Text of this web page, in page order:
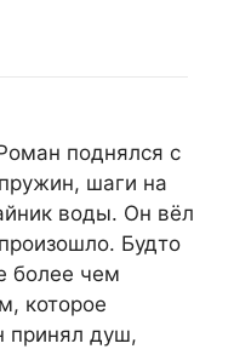
поднялся с
шаги на
воды. Он вёл
Будто
более чем
которое
принял душ,